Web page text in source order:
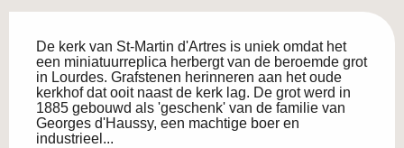
De kerk van St-Martin d'Artres is uniek omdat het
een miniatuurreplica herbergt van de beroemde grot
in Lourdes. Grafstenen herinneren aan het oude
kerkhof dat ooit naast de kerk lag. De grot werd in
1885 gebouwd als 'geschenk' van de familie van
Georges d'Haussy, een machtige boer en
industrieel...